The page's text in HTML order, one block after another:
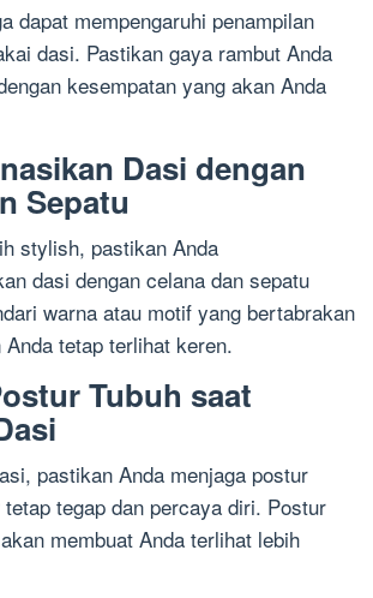
dapat mempengaruhi penampilan
dasi. Pastikan gaya rambut Anda
kesempatan yang akan Anda
Dasi dengan
Sepatu
stylish, pastikan Anda
dasi dengan celana dan sepatu
warna atau motif yang bertabrakan
tetap terlihat keren.
Tubuh saat
pastikan Anda menjaga postur
tegap dan percaya diri. Postur
membuat Anda terlihat lebih